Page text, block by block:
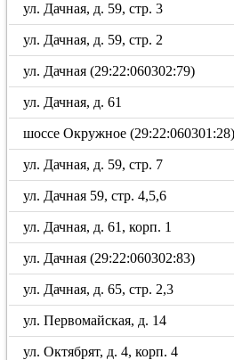
ул. Дачная, д. 59, стр. 3
ул. Дачная, д. 59, стр. 2
ул. Дачная (29:22:060302:79)
ул. Дачная, д. 61
шоссе Окружное (29:22:060301:28)
ул. Дачная, д. 59, стр. 7
ул. Дачная 59, стр. 4,5,6
ул. Дачная, д. 61, корп. 1
ул. Дачная (29:22:060302:83)
ул. Дачная, д. 65, стр. 2,3
ул. Первомайская, д. 14
ул. Октябрят, д. 4, корп. 4